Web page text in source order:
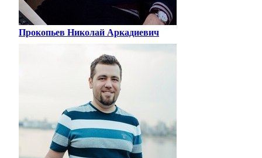
Прокопьев Николай Аркадиевич